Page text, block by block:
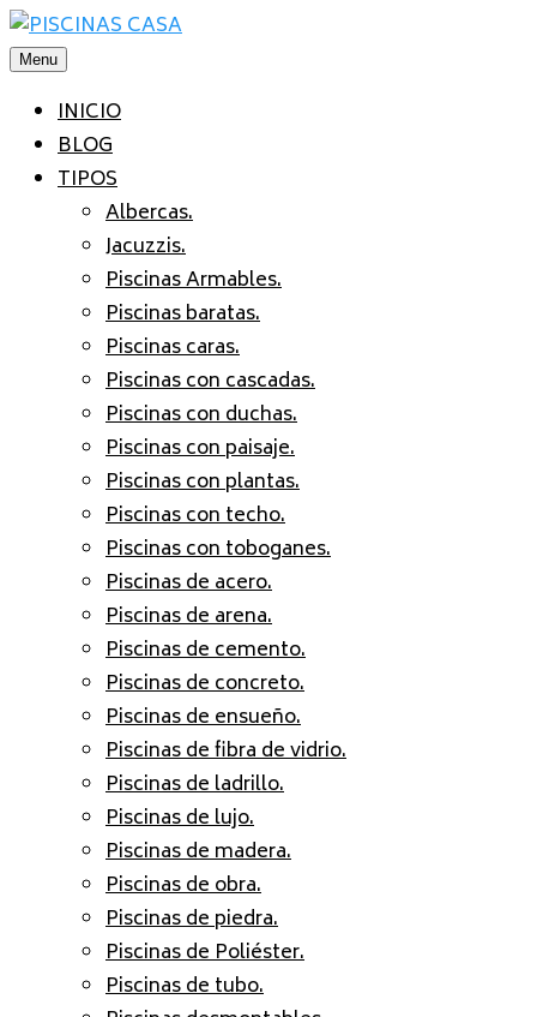
Saltar
alMenu
INICIO
BLOG
TIPOS
Albercas.
Jacuzzis.
Piscinas Armables.
Piscinas baratas.
Piscinas caras.
Piscinas con cascadas.
Piscinas con duchas.
Piscinas con paisaje.
Piscinas con plantas.
Piscinas con techo.
Piscinas con toboganes.
Piscinas de acero.
Piscinas de arena.
Piscinas de cemento.
Piscinas de concreto.
Piscinas de ensueño.
Piscinas de fibra de vidrio.
Piscinas de ladrillo.
Piscinas de lujo.
Piscinas de madera.
Piscinas de obra.
Piscinas de piedra.
Piscinas de Poliéster.
Piscinas de tubo.